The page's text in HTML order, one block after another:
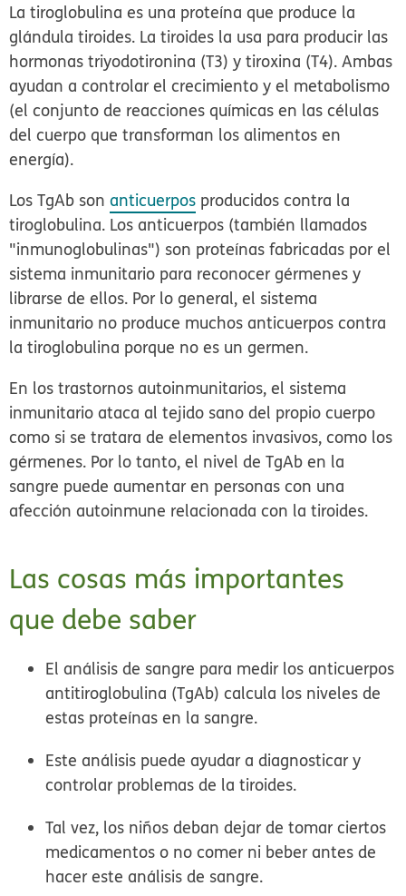
Latiroglobulina es una proteína que produce la
glándula tiroides. La tiroides la usa para producir las
hormonas triyodotironina (T3) y tiroxina (T4). Ambas
ayudan a controlar el crecimiento y el metabolismo
(el conjunto de reacciones químicas en las células
del cuerpo que transforman los alimentos en
energía).
Los TgAb sonanticuerpos producidos contra la
tiroglobulina. Los anticuerpos (también llamados
"inmunoglobulinas") son proteínas fabricadas por el
sistema inmunitario para reconocer gérmenes y
librarse de ellos. Por lo general, el sistema
inmunitario no produce muchos anticuerpos contra
la tiroglobulina porque no es un germen.
En los trastornos autoinmunitarios, el sistema
inmunitario ataca al tejido sano del propio cuerpo
como si se tratara de elementos invasivos, como los
gérmenes. Por lo tanto, el nivel de TgAb en la
sangre puede aumentar en personas con una
afección autoinmune relacionada con la tiroides.
Las cosas más importantes
que debe saber
El análisis de sangre para medir los anticuerpos
antitiroglobulina (TgAb) calcula los niveles de
estas proteínas en la sangre.
Este análisis puede ayudar a diagnosticar y
controlar problemas de la tiroides.
Tal vez, los niños deban dejar de tomar ciertos
medicamentos o no comer ni beber antes de
hacer este análisis de sangre.